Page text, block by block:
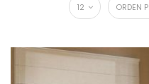
ORDEN
12